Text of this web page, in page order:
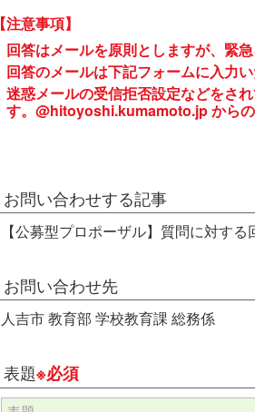
【注意事項】
回答はメールを原則としますが、緊
回答のメールは下記フォームに入力
迷惑メールの受信拒否設定などをさ
す。@hitoyoshi.kumamoto.jp からの
お問い合わせする記事
【公募型プロポーザル】質問に対する
お問い合わせ先
人吉市 教育部 学校教育課 総務係
表題※必須